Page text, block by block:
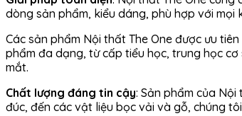
dòng sản phẩm, kiểu dáng, phù hợp với mọi
Các sản phẩm Nội thất The One được ưu
phẩm đa dạng, từ cấp tiểu học, trung học
mắt.
Chất lượng đáng tin cậy: Sản phẩm của
đúc, đến các vật liệu bọc vải và gỗ, chúng